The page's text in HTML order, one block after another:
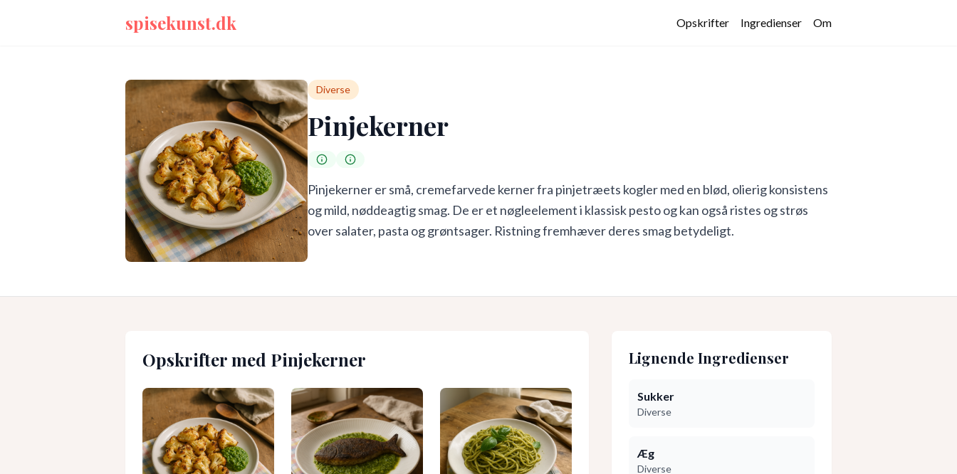
spisekunst.dk Opskrifter Ingredienser Om
Diverse
Pinjekerner
Pinjekerner er små, cremefarvede kerner fra pinjetræets kogler med en blød, olierig konsistens
og mild, nøddeagtig smag. De er et nøgleelement i klassisk pesto og kan også ristes og strøs
over salater, pasta og grøntsager. Ristning fremhæver deres smag betydeligt.
Opskrifter med Pinjekerner Lignende Ingredienser
Sukker
Diverse
Æg
Diverse